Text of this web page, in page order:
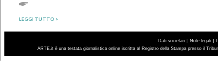
LEGGI TUTTO >
Dati societari | Note legali |
ARTE.it è una testata giornalistica online iscritta al Registro della Stampa presso il